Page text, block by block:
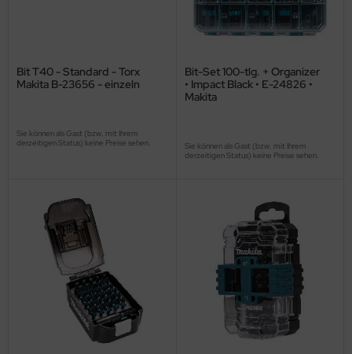
Bit T40 - Standard - Torx
Makita B-23656 - einzeln
Sie können als Gast (bzw. mit Ihrem
derzeitigen Status) keine Preise sehen.
Bit-Set 100-tlg. + Organizer
• Impact Black • E-24826 •
Makita
Sie können als Gast (bzw. mit Ihrem
derzeitigen Status) keine Preise sehen.